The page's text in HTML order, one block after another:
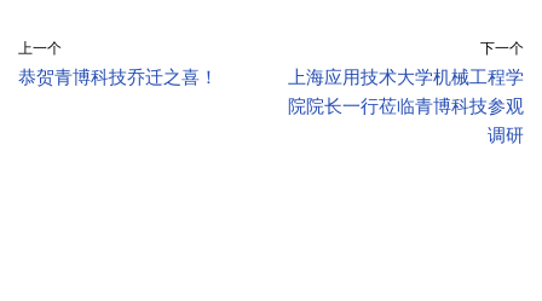
上一个
恭贺青博科技乔迁之喜！
下一个
上海应用技术大学机械工程学
院院长一行莅临青博科技参观
调研